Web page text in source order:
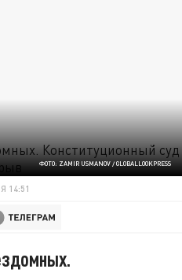
ФОТО: ZAMIR USMANOV / GLOBALLOOKPRESS
14:51